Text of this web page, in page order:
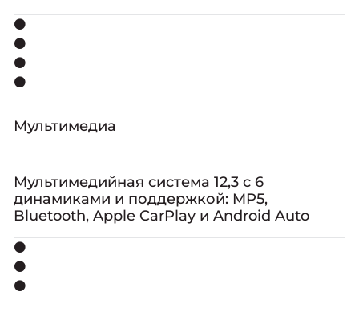
⚫
⚫
⚫
⚫
Мультимедиа
Мультимедийная система 12,3 с 6
динамиками и поддержкой: MP5,
Bluetooth, Apple CarPlay и Android Auto
⚫
⚫
⚫